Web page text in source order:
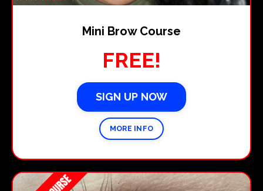
Mini Brow Course
FREE!
SIGN UP NOW
MORE INFO